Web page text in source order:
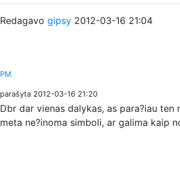
Redagavo gipsy 2012-03-16 21:04
PM
parašyta 2012-03-16 21:20
Dbr dar vienas dalykas, as para?iau
meta ne?inoma simboli, ar galima kaip